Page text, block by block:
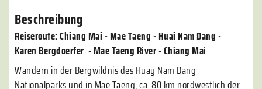
Beschreibung
Reiseroute: Chiang Mai - Mae Taeng - Huai Nam Dang -
Karen Bergdoerfer - Mae Taeng River - Chiang Mai
Wandern in der Bergwildnis des Huay Nam Dang
Nationalparks und in Mae Taeng, ca. 80 km nordwestlich der